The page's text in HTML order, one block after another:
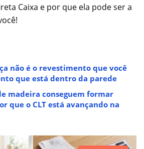
Caixa e por que ela pode ser a
não é o revestimento que você
que está dentro da parede
madeira conseguem formar
que o CLT está avançando na